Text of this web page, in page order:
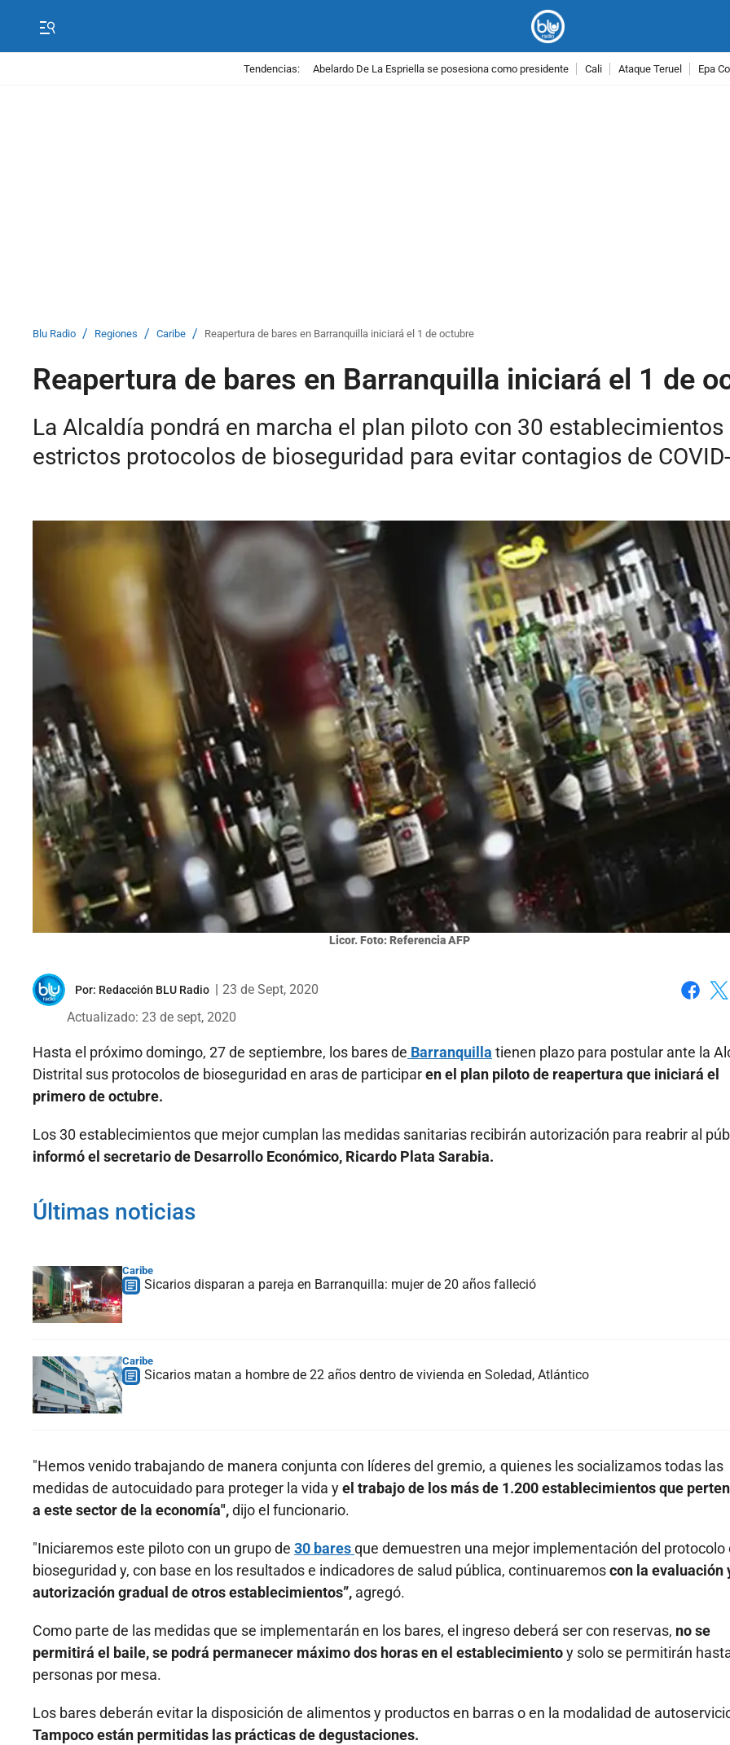
Tendencias: Abelardo De La Espriella se posesiona como presidente Cali Ataque Teruel Epa
Blu Radio / Regiones / Caribe / Reapertura de bares en Barranquilla iniciará el 1 de octubre
Reapertura de bares en Barranquilla iniciará el 1 de
La Alcaldía pondrá en marcha el plan piloto con 30
estrictos protocolos de bioseguridad para evitar contagios de
Licor. Foto: Referencia AFP
Por: Redacción BLU Radio
23 de Sept, 2020
Actualizado: 23 de sept, 2020
Hasta el próximo domingo, 27 de septiembre, los bares de Barranquilla tienen plazo para postular ante la
Distrital sus protocolos de bioseguridad en aras de participaren el plan piloto de reapertura que iniciará el
primero de octubre.
Los 30 establecimientos que mejor cumplan las medidas sanitarias recibirán autorización para reabrir al
informó el secretario de Desarrollo Económico, Ricardo Plata Sarabia.
Últimas noticias
Caribe
Sicarios disparan a pareja en Barranquilla: mujer de 20 años falleció
Caribe
Sicarios matan a hombre de 22 años dentro de vivienda en Soledad, Atlántico
"Hemos venido trabajando de manera conjunta con líderes del gremio, a quienes les socializamos todas las
medidas de autocuidado para proteger la vida yel trabajo de los más de 1.200 establecimientos que
a este sector de la economía",dijo el funcionario.
"Iniciaremos este piloto con un grupo de 30 baresque demuestren una mejor implementación del protocolo
bioseguridad y, con base en los resultados e indicadores de salud pública, continuaremoscon la evaluación
autorización gradual de otros establecimientos”, agregó.
Como parte de las medidas que se implementarán en los bares, el ingreso deberá ser con reservas, no se
permitirá el baile, se podrá permanecer máximo dos horas en el establecimientoy solo se permitirán
personas por mesa.
Los bares deberán evitar la disposición de alimentos y productos en barras o en la modalidad de
Tampoco están permitidas las prácticas de degustaciones.